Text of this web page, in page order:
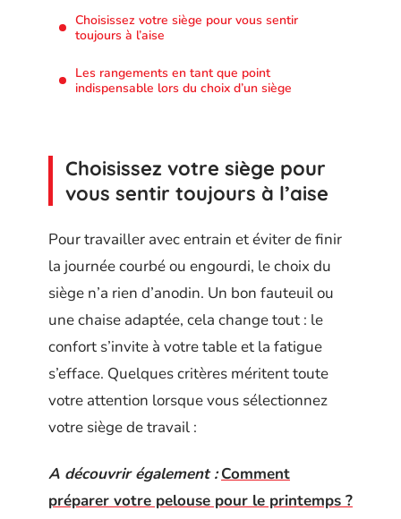
Choisissez votre siège pour vous sentir
toujours à l’aise
Les rangements en tant que point
indispensable lors du choix d’un siège
Choisissez votre siège pour
vous sentir toujours à l’aise
Pour travailler avec entrain et éviter de finir
la journée courbé ou engourdi, le choix du
siège n’a rien d’anodin. Un bon fauteuil ou
une chaise adaptée, cela change tout : le
confort s’invite à votre table et la fatigue
s’efface. Quelques critères méritent toute
votre attention lorsque vous sélectionnez
votre siège de travail :
A découvrir également : Comment
préparer votre pelouse pour le printemps ?